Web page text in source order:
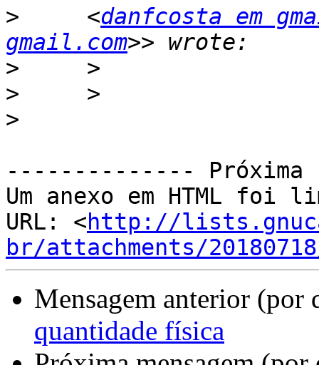
>
     <
danfcosta em
gmail.com
>
>
>
--------------
Um anexo em HTML foi
URL: <http://
br/attachments/
Mensagem anterior (por
quantidade física